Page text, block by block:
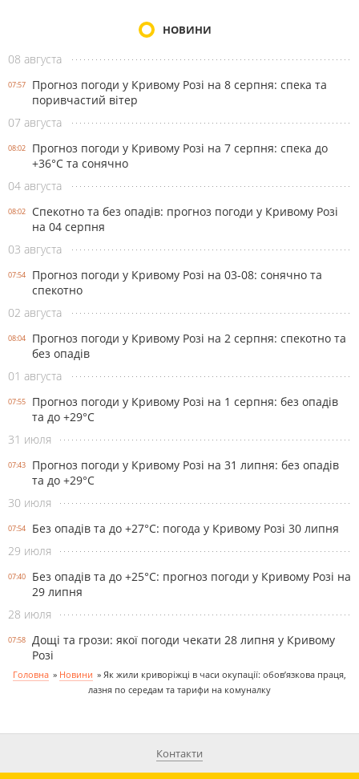
НОВИНИ
08 августа
07:57
Прогноз погоди у Кривому Розі на 8 серпня: спека та
поривчастий вітер
07 августа
08:02
Прогноз погоди у Кривому Розі на 7 серпня: спека до
+36°С та сонячно
04 августа
08:02
Спекотно та без опадів: прогноз погоди у Кривому Розі
на 04 серпня
03 августа
07:54
Прогноз погоди у Кривому Розі на 03-08: сонячно та
спекотно
02 августа
08:04
Прогноз погоди у Кривому Розі на 2 серпня: спекотно та
без опадів
01 августа
07:55
Прогноз погоди у Кривому Розі на 1 серпня: без опадів
та до +29°С
31 июля
07:43
Прогноз погоди у Кривому Розі на 31 липня: без опадів
та до +29°С
30 июля
07:54
Без опадів та до +27°С: погода у Кривому Розі 30 липня
29 июля
07:40
Без опадів та до +25°С: прогноз погоди у Кривому Розі на
29 липня
28 июля
07:58
Дощі та грози: якої погоди чекати 28 липня у Кривому
Розі
Головна » Новини » Як жили криворіжці в часи окупації: обов’язкова праця,
лазня по середам та тарифи на комуналку
Контакти